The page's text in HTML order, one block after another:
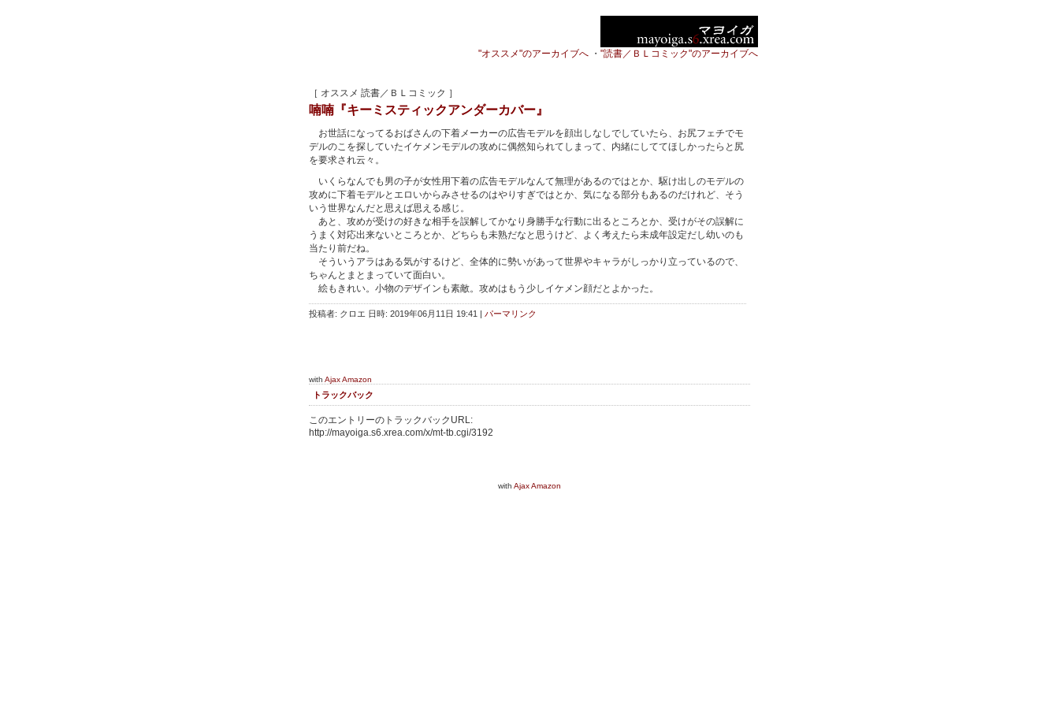
"オススメ"のアーカイブへ ・ "読書／ＢＬコミック"のアーカイブへ
［ オススメ 読書／ＢＬコミック ］
喃喃『キーミスティックアンダーカバー』
お世話になってるおばさんの下着メーカーの広告モデルを顔出しなしでしていたら、お尻フェチでモ
デルのこを探していたイケメンモデルの攻めに偶然知られてしまって、内緒にしててほしかったらと尻
を要求され云々。
いくらなんでも男の子が女性用下着の広告モデルなんて無理があるのではとか、駆け出しのモデルの
攻めに下着モデルとエロいからみさせるのはやりすぎではとか、気になる部分もあるのだけれど、そう
いう世界なんだと思えば思える感じ。
あと、攻めが受けの好きな相手を誤解してかなり身勝手な行動に出るところとか、受けがその誤解に
うまく対応出来ないところとか、どちらも未熟だなと思うけど、よく考えたら未成年設定だし幼いのも
当たり前だね。
そういうアラはある気がするけど、全体的に勢いがあって世界やキャラがしっかり立っているので、
ちゃんとまとまっていて面白い。
絵もきれい。小物のデザインも素敵。攻めはもう少しイケメン顔だとよかった。
投稿者: クロエ 日時: 2019年06月11日 19:41 | パーマリンク
with Ajax Amazon
トラックバック
このエントリーのトラックバックURL:
http://mayoiga.s6.xrea.com/x/mt-tb.cgi/3192
with Ajax Amazon